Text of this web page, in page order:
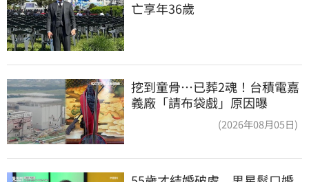
亡享年36歲
挖到童骨…已葬2魂！台積電嘉
義廠「請布袋戲」原因曝
(2026年08月05日)